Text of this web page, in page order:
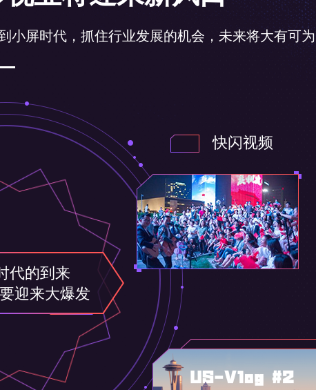
小屏时代，抓住行业发展的机会，未来将大有可为
代的到来
迎来大爆发
快闪视频